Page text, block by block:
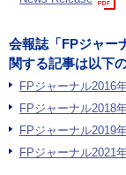
会報誌「FPジャー
関する記事は以下
FPジャーナル2016
FPジャーナル2018
FPジャーナル2019
FPジャーナル2021